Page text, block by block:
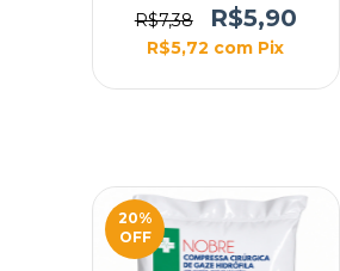
R$7,38
R$5,90
R$5,72 com Pix
20%
OFF